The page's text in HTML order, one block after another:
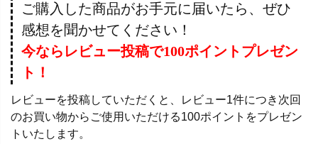
ご購入した商品がお手元に届いたら、ぜひ
感想を聞かせてください！
今ならレビュー投稿で100ポイントプレゼン
ト！
レビューを投稿していただくと、レビュー1件につき次回
のお買い物からご使用いただける100ポイントをプレゼン
トいたします。